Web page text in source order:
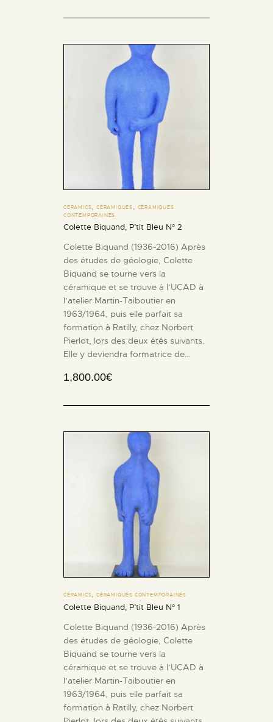
CERAMICS ,CÉRAMIQUES
CÉRAMIQUES
CONTEMPORAINES
Colette Biquand, P’tit Bleu N° 2
Colette Biquand (1936-2016) Après
des études de géologie, Colette
Biquand se tourne vers la
céramique et se trouve à l’UCAD à
l’atelier Martin-Taiboutier en
1963/1964, puis elle parfait sa
formation à Ratilly, chez Norbert
Pierlot, lors des deux étés suivants.
Elle y deviendra formatrice de…
1,800.00€
CERAMICS,CÉRAMIQUES CONTEMPORAINES
Colette Biquand, P’tit Bleu N° 1
Colette Biquand (1936-2016) Après
des études de géologie, Colette
Biquand se tourne vers la
céramique et se trouve à l’UCAD à
l’atelier Martin-Taiboutier en
1963/1964, puis elle parfait sa
formation à Ratilly, chez Norbert